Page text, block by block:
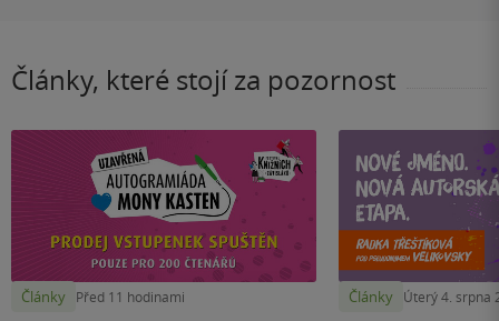
Články, které stojí za pozornost
Články Před 11 hodinami Články Úterý 4. srpna